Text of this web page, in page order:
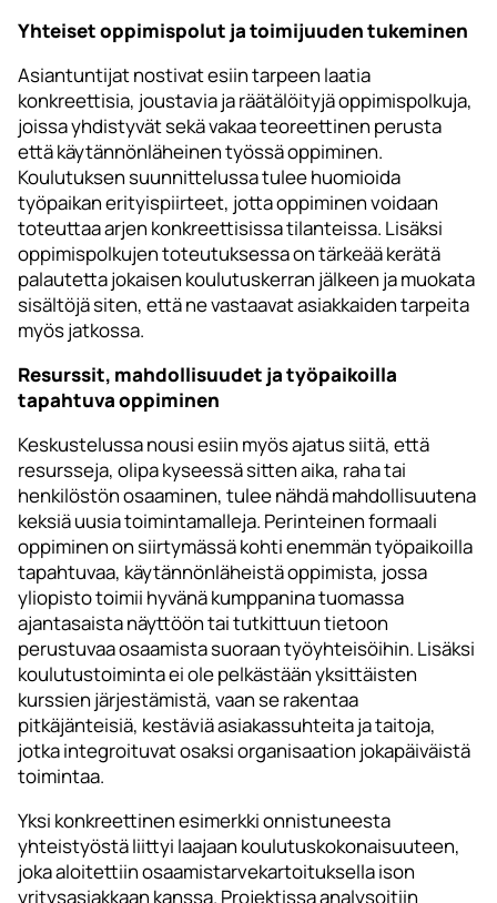
Yhteiset oppimispolut ja toimijuuden tukeminen
Asiantuntijat nostivat esiin tarpeen laatia
konkreettisia, joustavia ja räätälöityjä oppimispolkuja,
joissa yhdistyvät sekä vakaa teoreettinen perusta
että käytännönläheinen työssä oppiminen.
Koulutuksen suunnittelussa tulee huomioida
työpaikan erityispiirteet, jotta oppiminen voidaan
toteuttaa arjen konkreettisissa tilanteissa. Lisäksi
oppimispolkujen toteutuksessa on tärkeää kerätä
palautetta jokaisen koulutuskerran jälkeen ja muokata
sisältöjä siten, että ne vastaavat asiakkaiden tarpeita
myös jatkossa.
Resurssit, mahdollisuudet ja työpaikoilla
tapahtuva oppiminen
Keskustelussa nousi esiin myös ajatus siitä, että
resursseja, olipa kyseessä sitten aika, raha tai
henkilöstön osaaminen, tulee nähdä mahdollisuutena
keksiä uusia toimintamalleja. Perinteinen formaali
oppiminen on siirtymässä kohti enemmän työpaikoilla
tapahtuvaa, käytännönläheistä oppimista, jossa
yliopisto toimii hyvänä kumppanina tuomassa
ajantasaista näyttöön tai tutkittuun tietoon
perustuvaa osaamista suoraan työyhteisöihin. Lisäksi
koulutustoiminta ei ole pelkästään yksittäisten
kurssien järjestämistä, vaan se rakentaa
pitkäjänteisiä, kestäviä asiakassuhteita ja taitoja,
jotka integroituvat osaksi organisaation jokapäiväistä
toimintaa.
Yksi konkreettinen esimerkki onnistuneesta
yhteistyöstä liittyi laajaan koulutuskokonaisuuteen,
joka aloitettiin osaamistarvekartoituksella ison
yritysasiakkaan kanssa. Projektissa analysoitiin